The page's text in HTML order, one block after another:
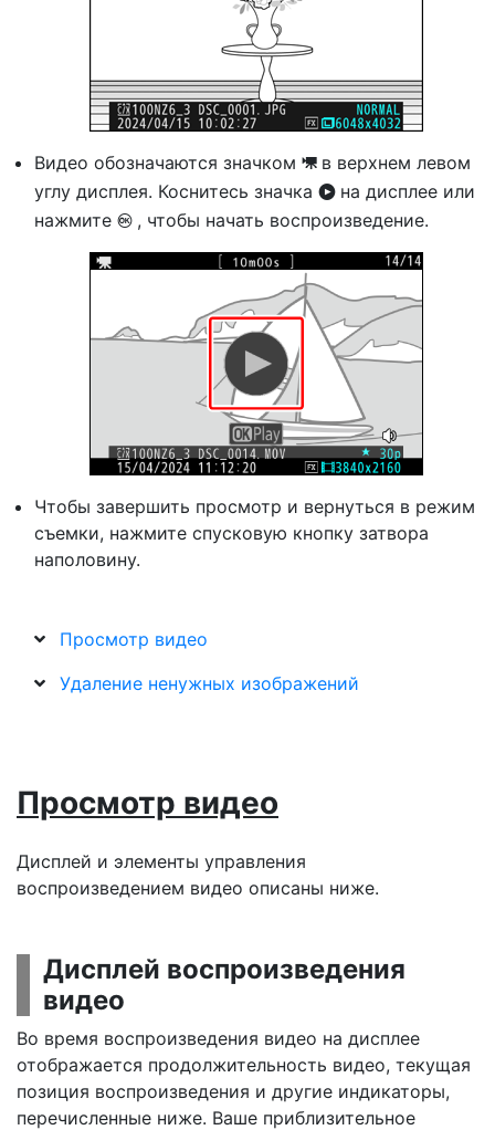
Видео обозначаются значком 1 в верхнем левом
углу дисплея. Коснитесь значка a на дисплее или
нажмите J , чтобы начать воспроизведение.
Чтобы завершить просмотр и вернуться в режим
съемки, нажмите спусковую кнопку затвора
наполовину.
Просмотр видео
Удаление ненужных изображений
Просмотр видео
Дисплей и элементы управления
воспроизведением видео описаны ниже.
Дисплей воспроизведения
видео
Во время воспроизведения видео на дисплее
отображается продолжительность видео, текущая
позиция воспроизведения и другие индикаторы,
перечисленные ниже. Ваше приблизительное